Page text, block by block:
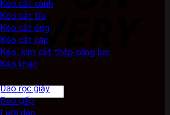
Kéo cắt cành
Kéo cắt tỉa
Kéo cắt ống
Kéo cắt cáp
Kéo, kìm cắt thép cộng lực
Kéo khác
Dao rọc giấy
Dao gấp
Lưỡi dao